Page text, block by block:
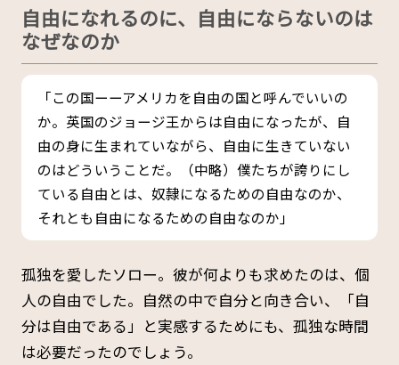
自由になれるのに、自由にならないのは
なぜなのか
「この国ーーアメリカを自由の国と呼んでいいの
か。英国のジョージ王からは自由になったが、自
由の身に生まれていながら、自由に生きていない
のはどういうことだ。（中略）僕たちが誇りにし
ている自由とは、奴隷になるための自由なのか、
それとも自由になるための自由なのか」
孤独を愛したソロー。彼が何よりも求めたのは、個
人の自由でした。自然の中で自分と向き合い、「自
分は自由である」と実感するためにも、孤独な時間
は必要だったのでしょう。